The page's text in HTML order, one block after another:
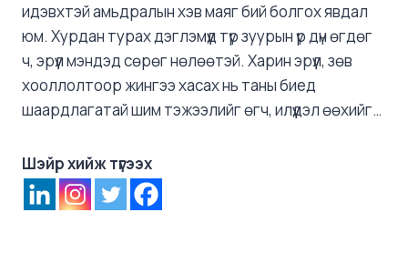
идэвхтэй амьдралын хэв маяг бий болгох явдал
юм. Хурдан турах дэглэмүүд түр зуурын үр дүн өгдөг
ч, эрүүл мэндэд сөрөг нөлөөтэй. Харин эрүүл, зөв
хооллолтоор жингээ хасах нь таны биед
шаардлагатай шим тэжээлийг өгч, илүүдэл өөхийг…
Шэйр хийж түгээх